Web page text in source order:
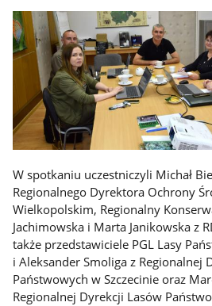
W spotkaniu uczestniczyli Michał
Regionalnego Dyrektora Ochrony
Wielkopolskim, Regionalny
Jachimowska i Marta Janikowska z
także przedstawiciele PGL Lasy
i Aleksander Smoliga z Regionalnej
Państwowych w Szczecinie oraz
Regionalnej Dyrekcji Lasów